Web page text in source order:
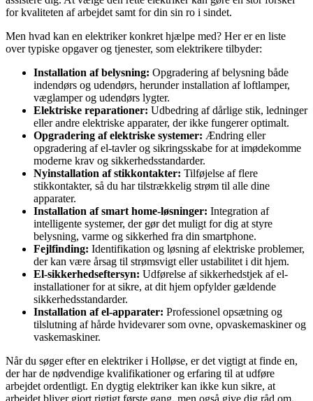
for kvaliteten af arbejdet samt for din sin ro i sindet.
Men hvad kan en elektriker konkret hjælpe med? Her er en liste
over typiske opgaver og tjenester, som elektrikere tilbyder:
Installation af belysning: Opgradering af belysning både
indendørs og udendørs, herunder installation af loftlamper,
væglamper og udendørs lygter.
Elektriske reparationer: Udbedring af dårlige stik, ledninger
eller andre elektriske apparater, der ikke fungerer optimalt.
Opgradering af elektriske systemer: Ændring eller
opgradering af el-tavler og sikringsskabe for at imødekomme
moderne krav og sikkerhedsstandarder.
Nyinstallation af stikkontakter: Tilføjelse af flere
stikkontakter, så du har tilstrækkelig strøm til alle dine
apparater.
Installation af smart home-løsninger: Integration af
intelligente systemer, der gør det muligt for dig at styre
belysning, varme og sikkerhed fra din smartphone.
Fejlfinding: Identifikation og løsning af elektriske problemer,
der kan være årsag til strømsvigt eller ustabilitet i dit hjem.
El-sikkerhedseftersyn: Udførelse af sikkerhedstjek af el-
installationer for at sikre, at dit hjem opfylder gældende
sikkerhedsstandarder.
Installation af el-apparater: Professionel opsætning og
tilslutning af hårde hvidevarer som ovne, opvaskemaskiner og
vaskemaskiner.
Når du søger efter en elektriker i Holløse, er det vigtigt at finde en,
der har de nødvendige kvalifikationer og erfaring til at udføre
arbejdet ordentligt. En dygtig elektriker kan ikke kun sikre, at